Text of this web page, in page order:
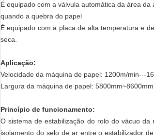
É equipado com a válvula automática da área
quando a quebra do papel
É equipado com a placa de alta temperatura e
seca.
Aplicação:
Velocidade da máquina de papel: 1200m/min---
Largura da máquina de papel: 5800mm~8600mm
Princípio de funcionamento:
O sistema de estabilização do rolo do vácuo
isolamento do selo de ar entre o estabilizador